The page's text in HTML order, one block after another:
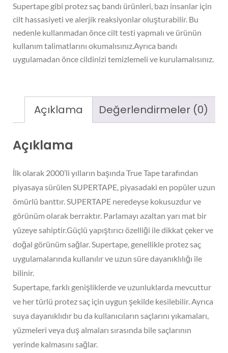
Supertape gibi protez saç bandı ürünleri, bazı insanlar için
cilt hassasiyeti ve alerjik reaksiyonlar oluşturabilir. Bu
nedenle kullanmadan önce cilt testi yapmalı ve ürünün
kullanım talimatlarını okumalısınız.Ayrıca bandı
uygulamadan önce cildinizi temizlemeli ve kurulamalısınız.
Açıklama Değerlendirmeler (0)
Açıklama
İlk olarak 2000’li yılların başında True Tape tarafından
piyasaya sürülen SUPERTAPE, piyasadaki en popüler uzun
ömürlü banttır. SUPERTAPE neredeyse kokusuzdur ve
görünüm olarak berraktır. Parlamayı azaltan yarı mat bir
yüzeye sahiptir.Güçlü yapıştırıcı özelliği ile dikkat çeker ve
doğal görünüm sağlar. Supertape, genellikle protez saç
uygulamalarında kullanılır ve uzun süre dayanıklılığı ile
bilinir.
Supertape, farklı genişliklerde ve uzunluklarda mevcuttur
ve her türlü protez saç için uygun şekilde kesilebilir. Ayrıca
suya dayanıklıdır bu da kullanıcıların saçlarını yıkamaları,
yüzmeleri veya duş almaları sırasında bile saçlarının
yerinde kalmasını sağlar.